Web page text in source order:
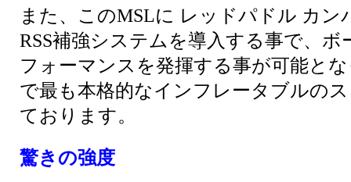
また、このMSLに レッドパドル カ
RSS補強システムを導入する事で、
フォーマンスを発揮する事が可能と
で最も本格的なインフレータブルの
ております。
驚きの強度